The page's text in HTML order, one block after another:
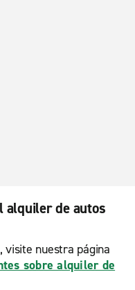
alquiler de autos
visite nuestra página
sobre alquiler de